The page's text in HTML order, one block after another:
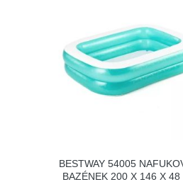
BESTWAY 54005
BAZÉNEK 200 X 146 X 48